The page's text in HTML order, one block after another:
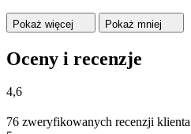
Pokaż więcej Pokaż mniej
Oceny i recenzje
4,6
76 zweryfikowanych recenzji klienta